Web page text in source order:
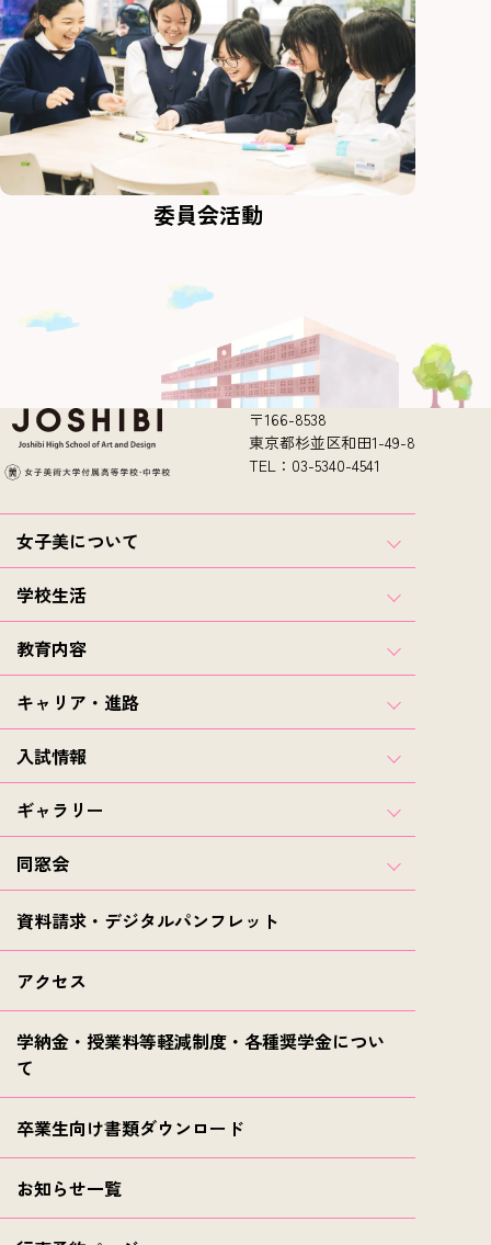
委員会活動
〒166-8538
東京都杉並区和田1-49-8
TEL：03-5340-4541
女子美について
学校生活
教育内容
キャリア・進路
入試情報
ギャラリー
同窓会
資料請求・デジタルパンフレット
アクセス
学納金・授業料等軽減制度・各種奨学金につい
て
卒業生向け書類ダウンロード
お知らせ一覧